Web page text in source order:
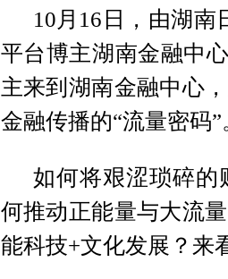
10月16日，由湖南
平台博主湖南金融中
主来到湖南金融中心
金融传播的“流量密码”
如何将艰涩琐碎的
何推动正能量与大流
能科技+文化发展？来